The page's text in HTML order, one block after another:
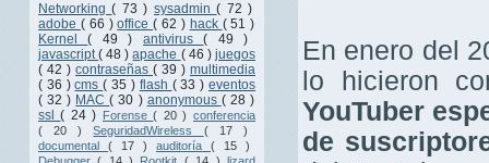
Networking( 73 ) sysadmin( 72 )
adobe ( 66 )office( 62 ) hack ( 51 )
Kernel( 49 ) antivirus( 49 )
javascript( 48 )apache ( 46 ) juegos
( 42 ) contraseñas ( 39 ) multimedia
( 36 )cms( 35 ) flash ( 33 )eventos
( 32 ) MAC( 30 ) anonymous ( 28 )
ssl( 24 ) Forense( 20 ) conferencia
( 20 )SeguridadWireless ( 17 )
documental ( 17 ) auditoría ( 15 )
En enero del
lo hicieron
YouTuber
de